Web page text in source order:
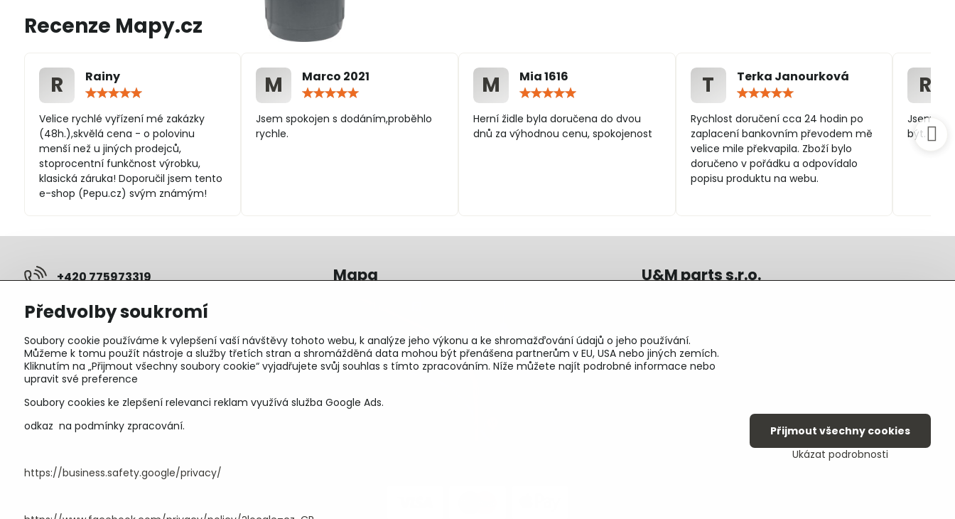
Recenze Mapy.cz
R
Rainy
/
5
Velice rychlé vyřízení mé zakázky
(48h.),skvělá cena - o polovinu
menší než u jiných prodejců,
stoprocentní funkčnost výrobku,
klasická záruka! Doporučil jsem tento
e-shop (Pepu.cz) svým známým!
M
Marco 2021
/
5
Jsem spokojen s dodáním,proběhlo
rychle.
M
Mia 1616
/
5
Herní židle byla doručena do dvou
dnů za výhodnou cenu, spokojenost
T
Terka Janourková
/
5
Rychlost doručení cca 24 hodin po
zaplacení bankovním převodem mě
velice mile překvapila. Zboží bylo
doručeno v pořádku a odpovídalo
popisu produktu na webu.
R
Jsem
být.
+420 775973319
pepunakup​@gmail​.com
Objednávky
Stav objednávky
Mapa U&M parts s.r.o.
IČ 25930184
DIČ CZ25930184
ču.2500391705/2010
Předvolby soukromí
Soubory cookie používáme k vylepšení vaší návštěvy tohoto webu, k analýze jeho výkonu a ke shromažďování údajů o jeho používání.
Můžeme k tomu použít nástroje a služby třetích stran a shromážděná data mohou být přenášena partnerům v EU, USA nebo jiných zemích.
Kliknutím na „Přijmout všechny soubory cookie“ vyjadřujete svůj souhlas s tímto zpracováním. Níže můžete najít podrobné informace nebo
upravit své preference
Soubory cookies ke zlepšení relevanci reklam využívá služba Google Ads.
odkaz na podmínky zpracování.
https://business.safety.google/privacy/
Ukázat podrobnosti
Přijmout všechny cookies